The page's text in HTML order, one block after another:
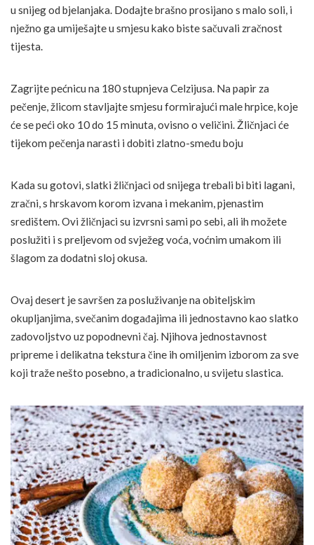
u snijeg od bjelanjaka. Dodajte brašno prosijano s malo soli, i
nježno ga umiješajte u smjesu kako biste sačuvali zračnost
tijesta.
Zagrijte pećnicu na 180 stupnjeva Celzijusa. Na papir za
pečenje, žlicom stavljajte smjesu formirajući male hrpice, koje
će se peći oko 10 do 15 minuta, ovisno o veličini. Žličnjaci će
tijekom pečenja narasti i dobiti zlatno-smeđu boju
Kada su gotovi, slatki žličnjaci od snijega trebali bi biti lagani,
zračni, s hrskavom korom izvana i mekanim, pjenastim
središtem. Ovi žličnjaci su izvrsni sami po sebi, ali ih možete
poslužiti i s preljevom od svježeg voća, voćnim umakom ili
šlagom za dodatni sloj okusa.
Ovaj desert je savršen za posluživanje na obiteljskim
okupljanjima, svečanim događajima ili jednostavno kao slatko
zadovoljstvo uz popodnevni čaj. Njihova jednostavnost
pripreme i delikatna tekstura čine ih omiljenim izborom za sve
koji traže nešto posebno, a tradicionalno, u svijetu slastica.